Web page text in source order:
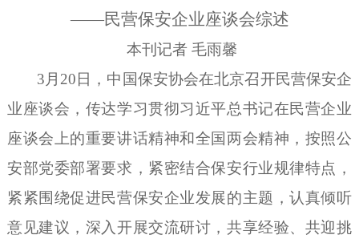
——民营保安企业座谈会综述
本刊记者 毛雨馨
3月20日，中国保安协会在北京召开民营保安企
业座谈会，传达学习贯彻习近平总书记在民营企业
座谈会上的重要讲话精神和全国两会精神，按照公
安部党委部署要求，紧密结合保安行业规律特点，
紧紧围绕促进民营保安企业发展的主题，认真倾听
意见建议，深入开展交流研讨，共享经验、共迎挑